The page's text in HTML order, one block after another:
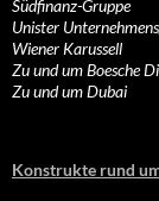
Südfinanz-Gruppe
Unister
Wiener Karussell
Zu und um Boesche
Zu und um Dubai
Konstrukte rund